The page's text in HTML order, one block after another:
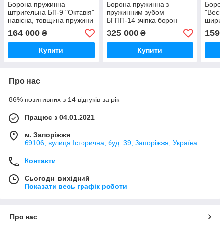
Борона пружинна
штригельна БП-9 "Октавія"
навісна, товщина пружини
7 мм, з шириною захвата
9 метрів
164 000 ₴
Купити
Борона пружинна з
пружинним зубом
БГПП-14 зчіпка борон
пружинних, ширина
захвата 14 метрів
325 000₴
Купити
Про нас
86% позитивних з 14 відгуків за рік
Працює з 04.01.2021
м. Запоріжжя
69106, вулиця Історична, буд. 39, Запоріжжя, Україна
Контакти
Сьогодні вихідний
Показати весь графік роботи
Про нас